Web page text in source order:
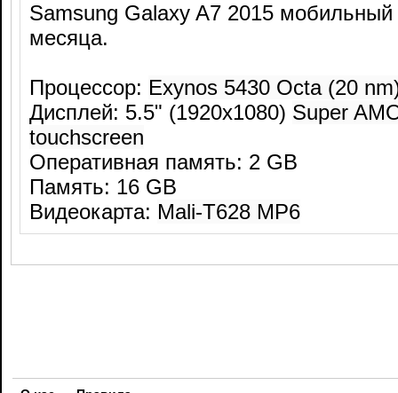
Samsung Galaxy A7 2015 мобильный
месяца.
Процессор: Exynos 5430 Octa (20
Дисплей: 5.5" (1920x1080) Super
touchscreen
Оперативная память: 2 GB
Память: 16 GB
Видеокарта: Mali-T628 MP6